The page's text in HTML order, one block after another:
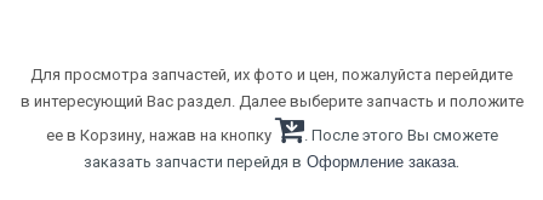
Для просмотра запчастей, их фото и цен, пожалуйста перейдите
в интересующий Вас раздел. Далее выберите запчасть и положите
ее в Корзину, нажав на кнопку
. После этого Вы сможете
заказать запчасти перейдя в Оформление заказа.